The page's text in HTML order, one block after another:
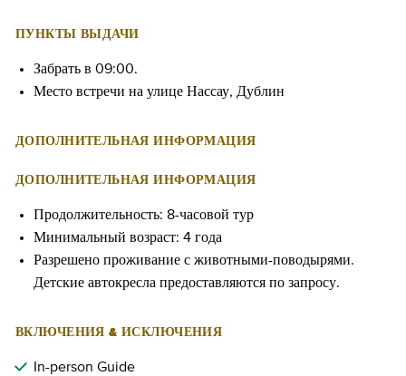
ПУНКТЫ ВЫДАЧИ
Забрать в 09:00.
Место встречи на улице Нассау, Дублин
ДОПОЛНИТЕЛЬНАЯ ИНФОРМАЦИЯ
ДОПОЛНИТЕЛЬНАЯ ИНФОРМАЦИЯ
Продолжительность: 8-часовой тур
Минимальный возраст: 4 года
Разрешено проживание с животными-поводырями.
Детские автокресла предоставляются по запросу.
ВКЛЮЧЕНИЯ & ИСКЛЮЧЕНИЯ
In-person Guide